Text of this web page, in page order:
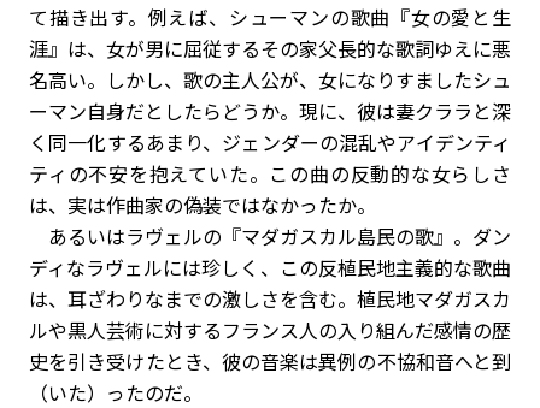
て描き出す。例えば、シューマンの歌曲『女の愛と生
涯』は、女が男に屈従するその家父長的な歌詞ゆえに悪
名高い。しかし、歌の主人公が、女になりすましたシュ
ーマン自身だとしたらどうか。現に、彼は妻クララと深
く同一化するあまり、ジェンダーの混乱やアイデンティ
ティの不安を抱えていた。この曲の反動的な女らしさ
は、実は作曲家の偽装ではなかったか。
あるいはラヴェルの『マダガスカル島民の歌』。ダン
ディなラヴェルには珍しく、この反植民地主義的な歌曲
は、耳ざわりなまでの激しさを含む。植民地マダガスカ
ルや黒人芸術に対するフランス人の入り組んだ感情の歴
史を引き受けたとき、彼の音楽は異例の不協和音へと到
（いた）ったのだ。